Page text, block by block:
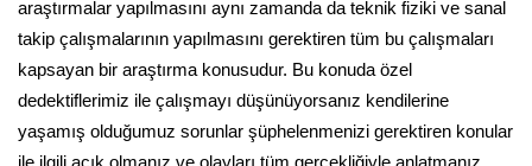
araştırmalar yapılmasını aynı zamanda da teknik fiziki ve sanal
takip çalışmalarının yapılmasını gerektiren tüm bu çalışmaları
kapsayan bir araştırma konusudur. Bu konuda özel
dedektiflerimiz ile çalışmayı düşünüyorsanız kendilerine
yaşamış olduğumuz sorunlar şüphelenmenizi gerektiren konular